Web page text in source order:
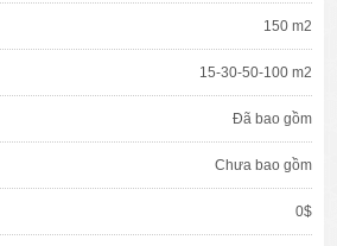
150 m2
15-30-50-100 m2
Đã bao gồm
Chưa bao gồm
0$